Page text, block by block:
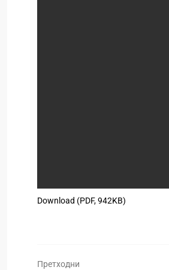
Download (PDF, 942KB)
Претходни